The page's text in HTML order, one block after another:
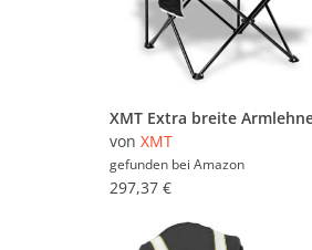
von XMT
gefunden bei Amazon
297,37 €